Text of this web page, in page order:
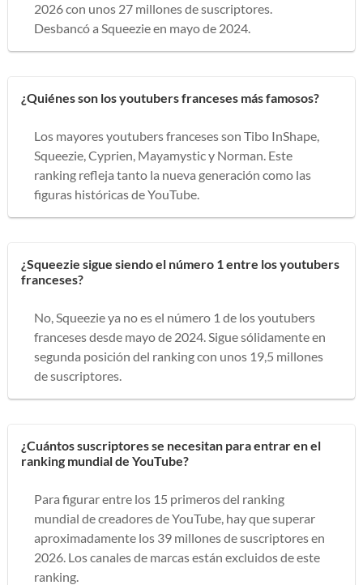
2026 con unos 27 millones de suscriptores.
Desbancó a Squeezie en mayo de 2024.
¿Quiénes son los youtubers franceses más famosos?
Los mayores youtubers franceses son Tibo InShape,
Squeezie, Cyprien, Mayamystic y Norman. Este
ranking refleja tanto la nueva generación como las
figuras históricas de YouTube.
¿Squeezie sigue siendo el número 1 entre los youtubers
franceses?
No, Squeezie ya no es el número 1 de los youtubers
franceses desde mayo de 2024. Sigue sólidamente en
segunda posición del ranking con unos 19,5 millones
de suscriptores.
¿Cuántos suscriptores se necesitan para entrar en el
ranking mundial de YouTube?
Para figurar entre los 15 primeros del ranking
mundial de creadores de YouTube, hay que superar
aproximadamente los 39 millones de suscriptores en
2026. Los canales de marcas están excluidos de este
ranking.